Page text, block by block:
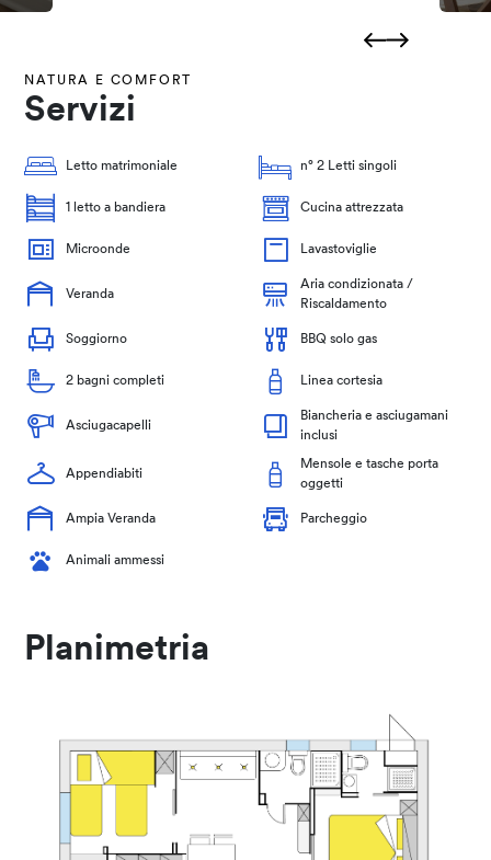
NATURA E COMFORT
Servizi
Letto matrimoniale n° 2 Letti singoli
1 letto a bandiera Cucina attrezzata
Microonde Lavastoviglie
Veranda
Aria condizionata /
Riscaldamento
Soggiorno BBQ solo gas
2 bagni completi Linea cortesia
Asciugacapelli
Biancheria e asciugamani
inclusi
Appendiabiti
Mensole e tasche porta
oggetti
Ampia Veranda Parcheggio
Animali ammessi
Planimetria